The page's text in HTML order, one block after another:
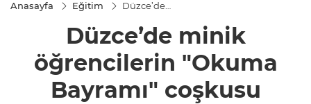
Anasayfa Eğitim
Düzce’de
öğrencilerin
"Okuma
coşkusu
Düzce’de minik
öğrencilerin "Okuma
Bayramı" coşkusu